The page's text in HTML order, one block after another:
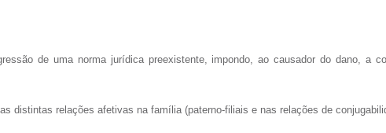
de uma norma jurídica preexistente, impondo, ao causador do dano, a
distintas relações afetivas na família (paterno-filiais e nas relações de